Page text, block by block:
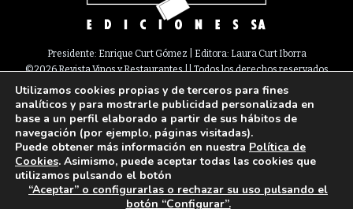
Presidente: Enrique Curt Gómez | Editora: Laura Curt Iborra
©2026 Revista Vinos y Restaurantes || Todos los derechos reservados
Newsletter Nota legal Política de Cookies Suscripción
Contacto
Paseo de Gracia, 63. 1º 2ª. 08008 Barcelona |933 180 101¦ Fax 933 183 505
Select Language ▼
Utilizamos cookies propias y de terceros para fines
analíticos y para mostrarle publicidad personalizada en
base a un perfil elaborado a partir de sus hábitos de
navegación (por ejemplo, páginas visitadas).
Puede obtener más información en nuestra Política de
Cookies. Asimismo, puede aceptar todas las cookies que
utilizamos pulsando el botón
“Aceptar” o configurarlas o rechazar su uso pulsando el
botón “Configurar”.